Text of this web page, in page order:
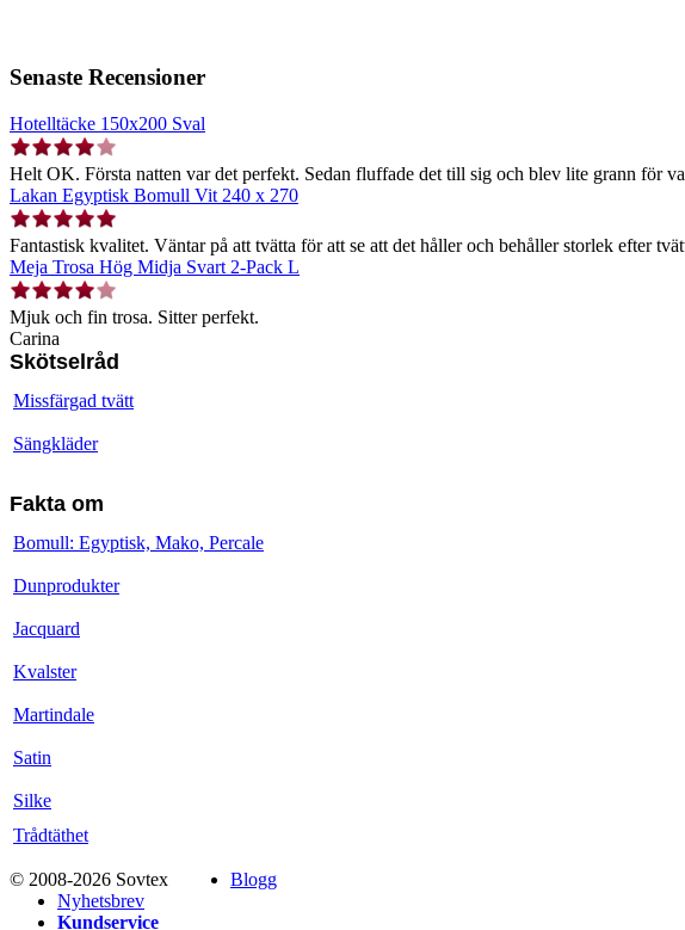
Senaste Recensioner
Hotelltäcke 150x200 Sval
Helt OK. Första natten var det perfekt. Sedan fluffade det till sig och blev lite grann för
Lakan Egyptisk Bomull Vit 240 x 270
Fantastisk kvalitet. Väntar på att tvätta för att se att det håller och behåller storlek efter
Meja Trosa Hög Midja Svart 2-Pack L
Mjuk och fin trosa. Sitter perfekt.
Carina
Skötselråd
Missfärgad tvätt
Sängkläder
Fakta om
Bomull: Egyptisk, Mako, Percale
Dunprodukter
Jacquard
Kvalster
Martindale
Satin
Silke
Trådtäthet
© 2008-2026 Sovtex
Blogg
Nyhetsbrev
Kundservice